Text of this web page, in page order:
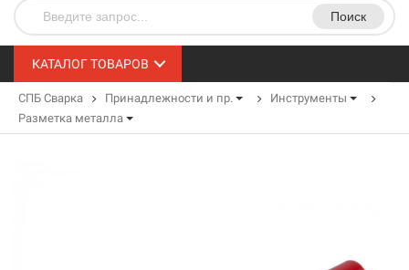
Поиск
КАТАЛОГ ТОВАРОВ
СПБ Сварка Принадлежности и пр.
Инструменты
Разметка металла